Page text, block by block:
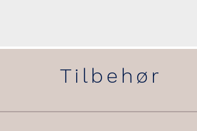
Tilbehør